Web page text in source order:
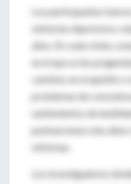
Los participantes
síntomas depresivos
años. En cada visita,
en el que se les
cambios en el apetito o
problemas de
sentimientos de
puntuaciones más altas
síntomas.
Los investigadores